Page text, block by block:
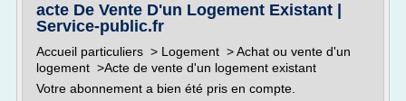
acte De Vente D'un Logement Existant |
Service-public.fr
Accueil particuliers > Logement > Achat ou vente d'un
logement >Acte de vente d'un logement existant
Votre abonnement a bien été pris en compte.